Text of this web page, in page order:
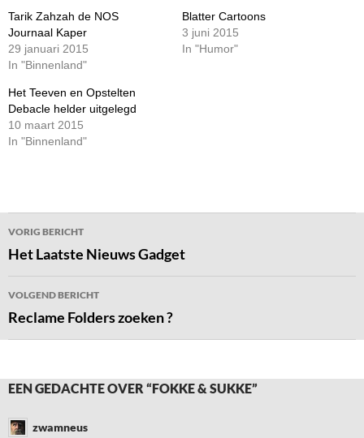
Tarik Zahzah de NOS
Journaal Kaper
29 januari 2015
In "Binnenland"
Blatter Cartoons
3 juni 2015
In "Humor"
Het Teeven en Opstelten
Debacle helder uitgelegd
10 maart 2015
In "Binnenland"
Bericht
navigatie
VORIG BERICHT
Het Laatste Nieuws Gadget
VOLGEND BERICHT
Reclame Folders zoeken ?
EEN GEDACHTE OVER “FOKKE & SUKKE”
zwamneus